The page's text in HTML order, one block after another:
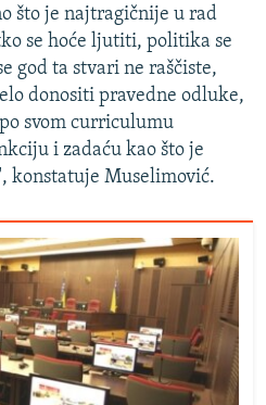
što je najtragičnije u rad
se hoće ljutiti, politika se
god ta stvari ne raščiste,
donositi pravedne odluke,
svom curriculumu
i zadaću kao što je
konstatuje Muselimović.